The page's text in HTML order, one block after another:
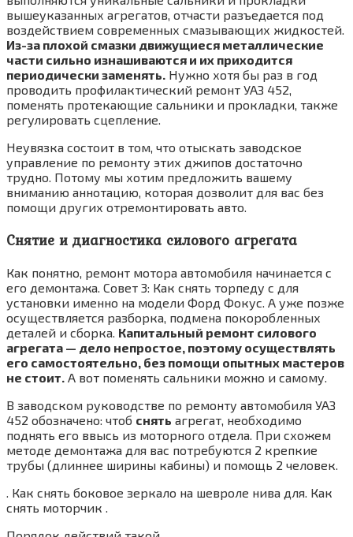
вышеуказанных агрегатов, отчасти разъедается под
воздействием современных смазывающих жидкостей.
Из-за плохой смазки движущиеся металлические
части сильно изнашиваются и их приходится
периодически заменять. Нужно хотя бы раз в год
проводить профилактический ремонт УАЗ 452,
поменять протекающие сальники и прокладки, также
регулировать сцепление.
Неувязка состоит в том, что отыскать заводское
управление по ремонту этих джипов достаточно
трудно. Потому мы хотим предложить вашему
вниманию аннотацию, которая дозволит для вас без
помощи других отремонтировать авто.
Снятие и диагностика силового агрегата
Как понятно, ремонт мотора автомобиля начинается с
его демонтажа. Совет 3: Как снять торпеду с для
установки именно на модели Форд Фокус. А уже позже
осуществляется разборка, подмена покоробленных
деталей и сборка. Капитальный ремонт силового
агрегата — дело непростое, поэтому осуществлять
его самостоятельно, без помощи опытных мастеров
не стоит. А вот поменять сальники можно и самому.
В заводском руководстве по ремонту автомобиля УАЗ
452 обозначено: чтоб снять агрегат, необходимо
поднять его ввысь из моторного отдела. При схожем
методе демонтажа для вас потребуются 2 крепкие
трубы (длиннее ширины кабины) и помощь 2 человек.
. Как снять боковое зеркало на шевроле нива для. Как
снять моторчик .